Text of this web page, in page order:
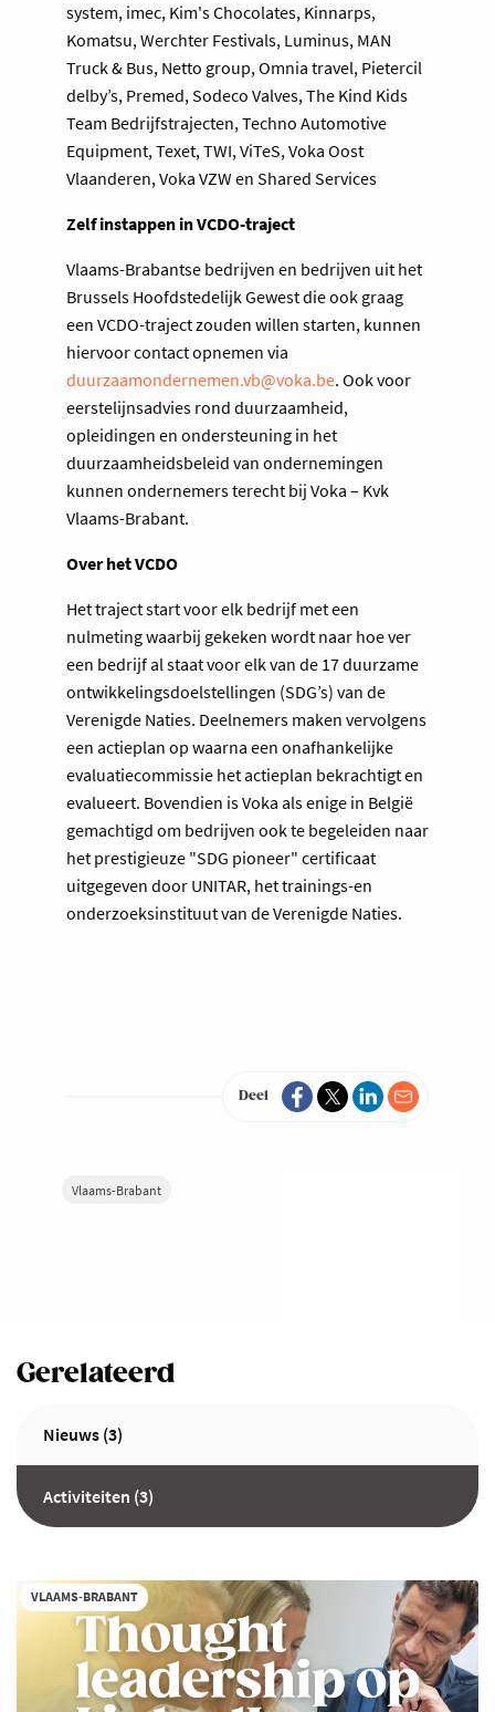
system, imec, Kim's Chocolates, Kinnarps,
Komatsu, Werchter Festivals, Luminus, MAN
Truck & Bus, Netto group, Omnia travel, Pietercil
delby’s, Premed, Sodeco Valves, The Kind Kids
Team Bedrijfstrajecten, Techno Automotive
Equipment, Texet, TWI, ViTeS, Voka Oost
Vlaanderen, Voka VZW en Shared Services
Zelf instappen in VCDO-traject
Vlaams-Brabantse bedrijven en bedrijven uit het
Brussels Hoofdstedelijk Gewest die ook graag
een VCDO-traject zouden willen starten, kunnen
hiervoor contact opnemen via
duurzaamondernemen.vb@voka.be. Ook voor
eerstelijnsadvies rond duurzaamheid,
opleidingen en ondersteuning in het
duurzaamheidsbeleid van ondernemingen
kunnen ondernemers terecht bij Voka – Kvk
Vlaams-Brabant.
Over het VCDO
Het traject start voor elk bedrijf met een
nulmeting waarbij gekeken wordt naar hoe ver
een bedrijf al staat voor elk van de 17 duurzame
ontwikkelingsdoelstellingen (SDG’s) van de
Verenigde Naties. Deelnemers maken vervolgens
een actieplan op waarna een onafhankelijke
evaluatiecommissie het actieplan bekrachtigt en
evalueert. Bovendien is Voka als enige in België
gemachtigd om bedrijven ook te begeleiden naar
het prestigieuze "SDG pioneer" certificaat
uitgegeven door UNITAR, het trainings-en
onderzoeksinstituut van de Verenigde Naties.
Deel
Vlaams-Brabant
Gerelateerd
Nieuws (3)
Activiteiten (3)
VLAAMS-BRABANT